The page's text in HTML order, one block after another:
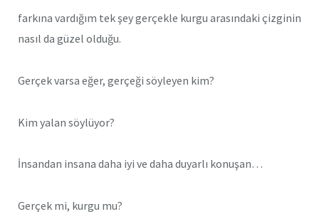
farkına vardığım tek şey gerçekle kurgu arasındaki çizginin
nasıl da güzel olduğu.
Gerçek varsa eğer, gerçeği söyleyen kim?
Kim yalan söylüyor?
İnsandan insana daha iyi ve daha duyarlı konuşan…
Gerçek mi, kurgu mu?